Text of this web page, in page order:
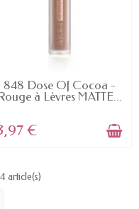
EN STOCK
848 Dose Of Cocoa -
à Lèvres MATTE...
€
article(s)